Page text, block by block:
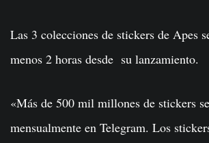
Las 3 colecciones de stickers de Apes
menos 2 horas desde su lanzamiento.
«Más de 500 mil millones de stickers
mensualmente en Telegram. Los